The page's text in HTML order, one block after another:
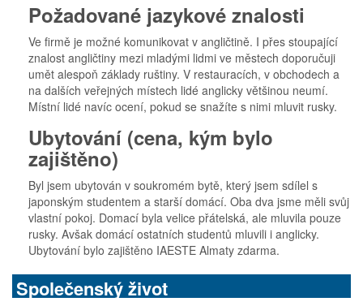
Požadované jazykové znalosti
Ve firmě je možné komunikovat v angličtině. I přes stoupající
znalost angličtiny mezi mladými lidmi ve městech doporučuji
umět alespoň základy ruštiny. V restauracích, v obchodech a
na dalších veřejných místech lidé anglicky většinou neumí.
Místní lidé navíc ocení, pokud se snažíte s nimi mluvit rusky.
Ubytování (cena, kým bylo
zajištěno)
Byl jsem ubytován v soukromém bytě, který jsem sdílel s
japonským studentem a starší domácí. Oba dva jsme měli svůj
vlastní pokoj. Domací byla velice přátelská, ale mluvila pouze
rusky. Avšak domácí ostatních studentů mluvili i anglicky.
Ubytování bylo zajištěno IAESTE Almaty zdarma.
Společenský život